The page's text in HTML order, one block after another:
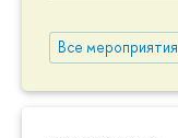
Все мероприятия